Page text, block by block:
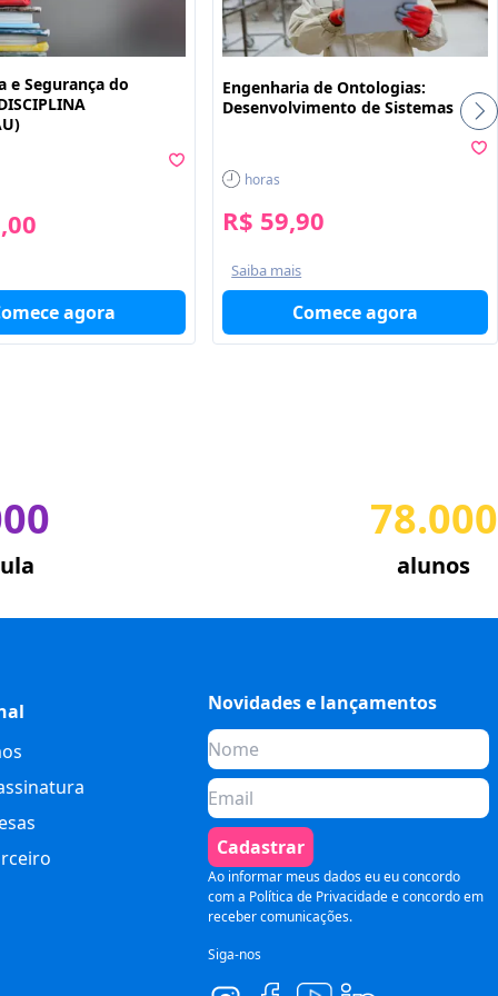
e Segurança do
agora
Engenharia de Ontologias:
Desenvolvimento de Sistemas
horas
R$ 59,90
Saiba mais
Comece agora
78.000
alunos
Novidades e lançamentos
Cadastrar
Ao informar meus dados eu eu concordo
com a Política de Privacidadee concordo em
receber comunicações.
Siga-nos